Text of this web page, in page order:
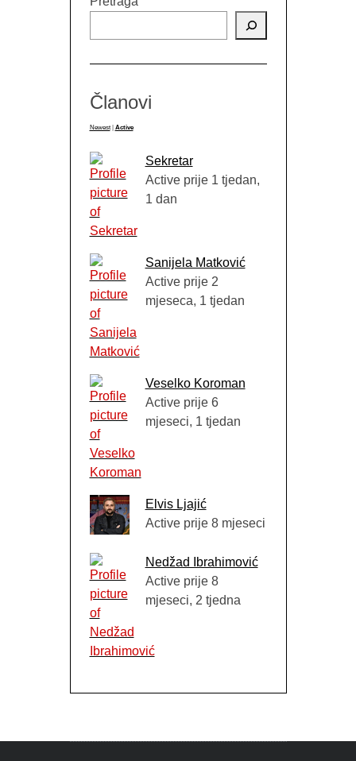
Članovi
Newest Active
Sekretar
Active prije 1 tjedan,
1 dan
Sanijela Matković
Active prije 2
mjeseca, 1 tjedan
Veselko Koroman
Active prije 6
mjeseci, 1 tjedan
Elvis Ljajić
Active prije 8 mjeseci
Nedžad Ibrahimović
Active prije 8
mjeseci, 2 tjedna